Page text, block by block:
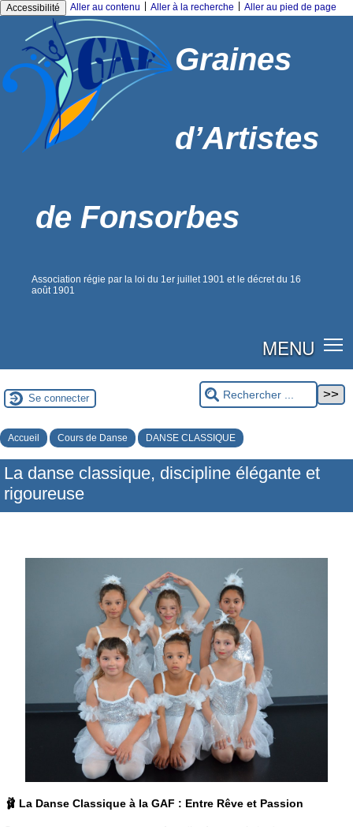
Accessibilité Aller au contenu Aller à la recherche Aller au pied de page
Graines
d’Artistes
de Fonsorbes
Association régie par la loi du 1er juillet 1901 et le décret du 16
août 1901
MENU
Se connecter
Accueil Cours de Danse DANSE CLASSIQUE
La danse classique, discipline élégante et
rigoureuse
🩰 La Danse Classique à la GAF : Entre Rêve et Passion